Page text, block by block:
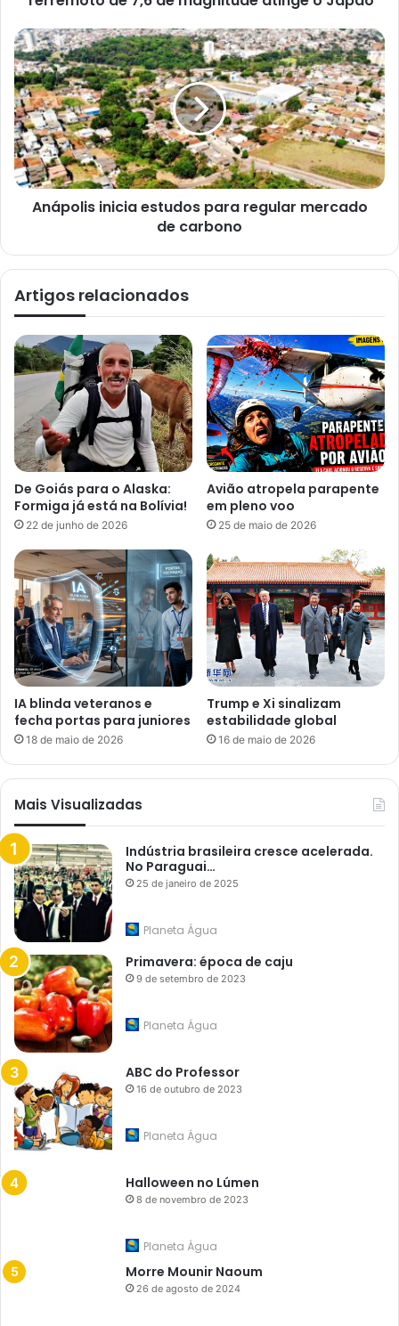
l
Anápolis inicia estudos para regular mercado
de carbono
Artigos relacionados
De Goiás para o Alaska:
Formiga já está na Bolívia!
22 de junho de 2026
Avião atropela parapente
em pleno voo
25 de maio de 2026
IA blinda veteranos e
fecha portas para juniores
18 de maio de 2026
Trump e Xi sinalizam
estabilidade global
16 de maio de 2026
Mais Visualizadas
Indústria brasileira cresce acelerada.
No Paraguai…
25 de janeiro de 2025
Planeta Água
Primavera: época de caju
9 de setembro de 2023
Planeta Água
ABC do Professor
16 de outubro de 2023
Planeta Água
Halloween no Lúmen
8 de novembro de 2023
Planeta Água
Morre Mounir Naoum
26 de agosto de 2024